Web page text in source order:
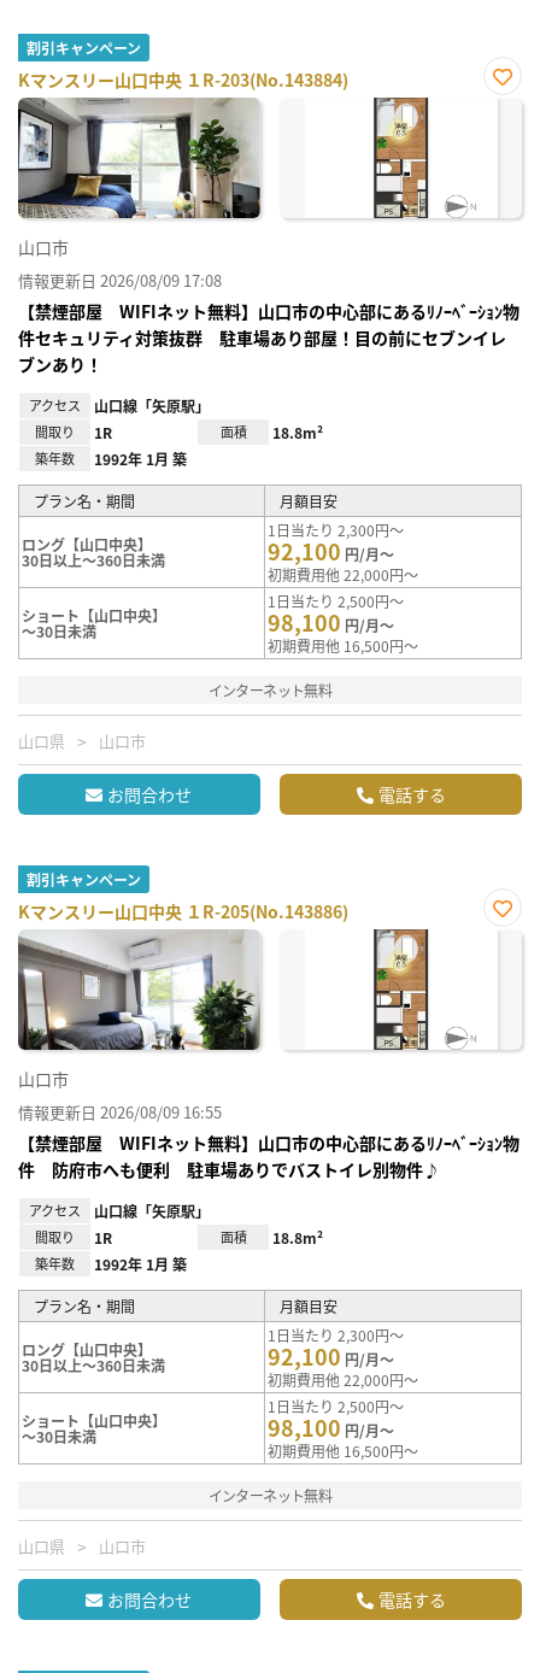
割引キャンペーン
Kマンスリー山口中央 １R-203(No.143884)
お気
山口市
情報更新日 2026/08/09 17:08
【禁煙部屋 WIFIネット無料】山口市の中心部にあるﾘﾉｰﾍﾞｰｼｮﾝ物
件セキュリティ対策抜群 駐車場あり部屋！目の前にセブンイレ
ブンあり！
アクセス 山口線「矢原駅」
間取り 1R 面積 18.8m²
築年数 1992年 1月 築
プラン名・期間 月額目安
ロング【山口中央】
30日以上～360日未満
1日当たり 2,300円～
92,100 円/月～
初期費用他 22,000円～
ショート【山口中央】
～30日未満
1日当たり 2,500円～
98,100 円/月～
初期費用他 16,500円～
インターネット無料
山口県 山口市
お問合わせ 電話する
割引キャンペーン
Kマンスリー山口中央 １R-205(No.143886)
お気
山口市
情報更新日 2026/08/09 16:55
【禁煙部屋 WIFIネット無料】山口市の中心部にあるﾘﾉｰﾍﾞｰｼｮﾝ物
件 防府市へも便利 駐車場ありでバストイレ別物件♪
アクセス 山口線「矢原駅」
間取り 1R 面積 18.8m²
築年数 1992年 1月 築
プラン名・期間 月額目安
ロング【山口中央】
30日以上～360日未満
1日当たり 2,300円～
92,100 円/月～
初期費用他 22,000円～
ショート【山口中央】
～30日未満
1日当たり 2,500円～
98,100 円/月～
初期費用他 16,500円～
インターネット無料
山口県 山口市
お問合わせ 電話する